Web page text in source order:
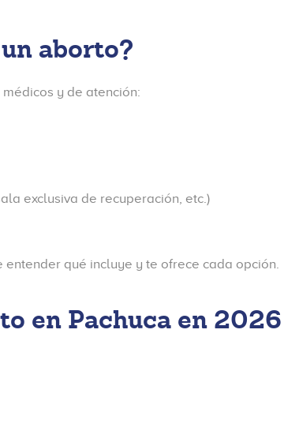
aborto?
y de atención:
exclusiva de recuperación, etc.)
qué incluye y te ofrece cada opción.
en Pachuca en 2026